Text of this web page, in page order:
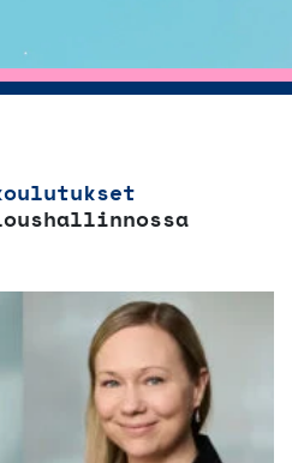
tuotteella
useampi
muunnelma.